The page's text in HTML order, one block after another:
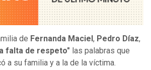
de Fernanda Maciel , Pedro Díaz,
falta de respeto" las palabras que
a su familia y a la de la víctima.